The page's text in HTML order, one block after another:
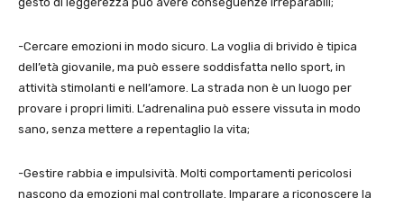
-Cercare emozioni in modo sicuro. La voglia di brivido è tipica
dell’età giovanile, ma può essere soddisfatta nello sport, in
attività stimolanti e nell’amore. La strada non è un luogo per
provare i propri limiti. L’adrenalina può essere vissuta in modo
sano, senza mettere a repentaglio la vita;
-Gestire rabbia e impulsività. Molti comportamenti pericolosi
nascono da emozioni mal controllate. Imparare a riconoscere la